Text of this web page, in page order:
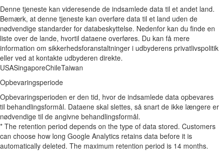
Denne tjeneste kan videresende de indsamlede data til et andet land.
Bemærk, at denne tjeneste kan overføre data til et land uden de
nødvendige standarder for databeskyttelse. Nedenfor kan du finde en
liste over de lande, hvortil dataene overføres. Du kan få mere
information om sikkerhedsforanstaltninger i udbyderens privatlivspolitik
eller ved at kontakte udbyderen direkte.
USASingaporeChileTaiwan
Opbevaringsperiode
Opbevaringsperioden er den tid, hvor de indsamlede data opbevares
til behandlingsformål. Dataene skal slettes, så snart de ikke længere er
nødvendige til de angivne behandlingsformål.
* The retention period depends on the type of data stored. Customers
can choose how long Google Analytics retains data before it is
automatically deleted. The maximum retention period is 14 months.